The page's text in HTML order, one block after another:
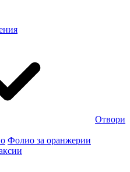
Отвори
Фолио за оранжерии